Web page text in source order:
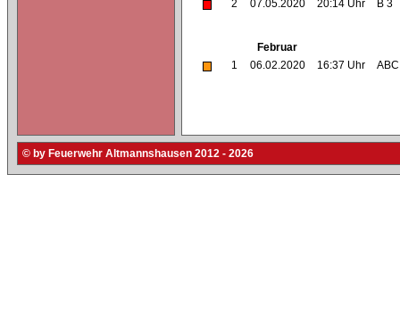
2
07.05.2020 20:14 Uhr B 3
Februar
1
06.02.2020 16:37 Uhr
© by Feuerwehr Altmannshausen 2012 - 2026